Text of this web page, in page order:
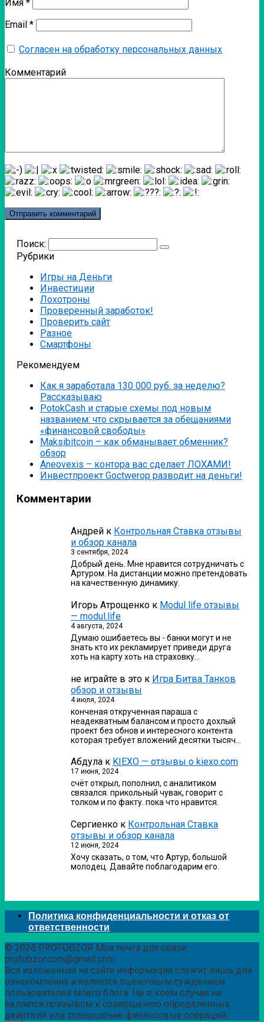
Имя *
Email *
Согласен на обработку персональных данных
Комментарий
Поиск:
Рубрики
Игры на Деньги
Инвестиции
Лохотроны
Проверенный заработок!
Проверить сайт
Разное
Смартфоны
Рекомендуем
Как я заработала 130 000 руб. за неделю?
Рассказываю
PotokCash и старые схемы под новым
названием: что скрывается за обещаниями
«финансовой свободы»
Мaksibitcoin – как обманывает обменник?
обзор
Аneovexis – контора вас сделает ЛОХАМИ!
Инвестпроект Goctwerop разводит на деньги!
Комментарии
Андрей к Контрольная Ставка отзывы
и обзор канала
3 сентября, 2024
Добрый день. Мне нравится сотрудничать с
Артуром. На дистанции можно претендовать
на качественную динамику.
Игорь Атрощенко к Modul life отзывы
— modul.life
4 августа, 2024
Думаю ошибаетесь вы - банки могут и не
знать кто их рекламирует приведи друга
хоть на карту хоть на страховку…
не играйте в это к Игра Битва Танков
обзор и отзывы
4 июля, 2024
конченая открученная параша с
неадекватным балансом и просто дохлый
проект без обнов и интересного контента
которая требует вложений десятки тысяч…
Абдула к KIEXO — отзывы о kiexo.com
17 июня, 2024
счёт открыл, пополнил, с аналитиком
связался. прикольный чувак, говорит с
толком и по факту. пока что нравится.
Сергиенко к Контрольная Ставка
отзывы и обзор канала
12 июня, 2024
Хочу сказать, о том, что Артур, большой
молодец. Давайте поблагодарим его.
Политика конфиденциальности и отказ от
ответственности
© 2026 PROFOBZOR Моя почта для связи:
profobzor.com@gmail.com
Вся изложенная на сайте информация служит лишь для
ознакомления и является оценочным суждением
пользователей моего блога. Ни в коем случае не
является призывом к совершению определенных
действий или совершение финансовых операций.